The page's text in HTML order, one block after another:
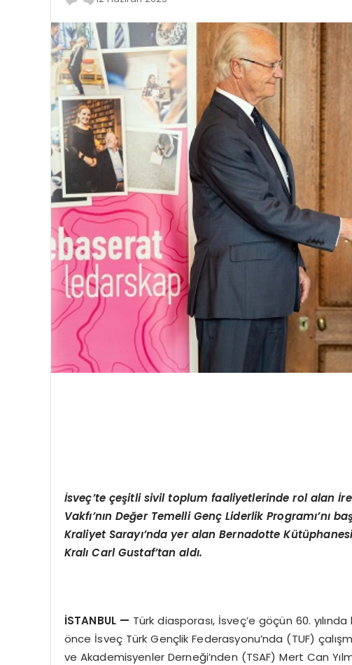
İsveç’te çeşitli sivil toplum faaliyetlerinde rol alan
Vakfı’nın Değer Temelli Genç Liderlik Programı’nı
Kraliyet Sarayı’nda yer alan Bernadotte
Kralı Carl Gustaf’tan aldı.
İSTANBUL — Türk diasporası, İsveç’e göçün 60.
önce İsveç Türk Gençlik Federasyonu’nda (TUF)
ve Akademisyenler Derneği’nden (TSAF) Mert Can